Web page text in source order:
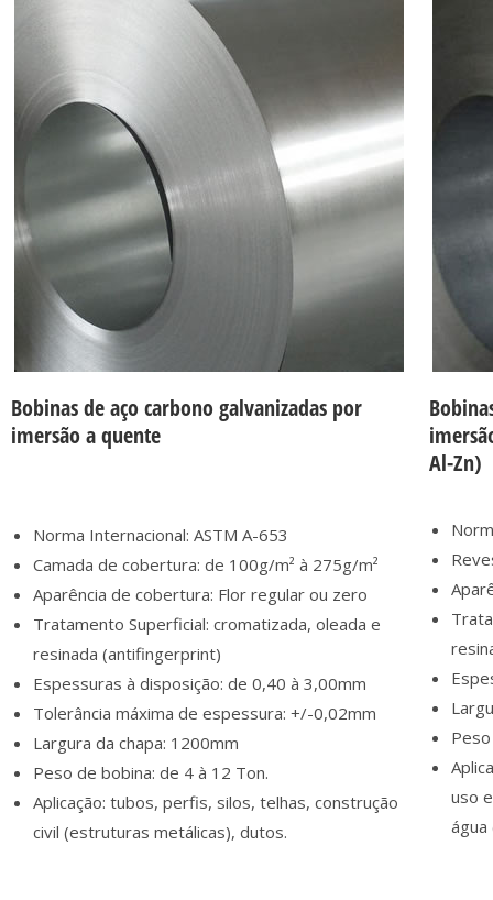
Bobinas de aço carbono galvanizadas por
imersão a quente
Norma Internacional: ASTM A-653
Camada de cobertura: de 100g/m² à 275g/m²
Aparência de cobertura: Flor regular ou zero
Tratamento Superficial: cromatizada, oleada e
resinada (antifingerprint)
Espessuras à disposição: de 0,40 à 3,00mm
Tolerância máxima de espessura: +/-0,02mm
Largura da chapa: 1200mm
Peso de bobina: de 4 à 12 Ton.
Aplicação: tubos, perfis, silos, telhas, construção
civil (estruturas metálicas), dutos.
Al-Zn)
uso
água